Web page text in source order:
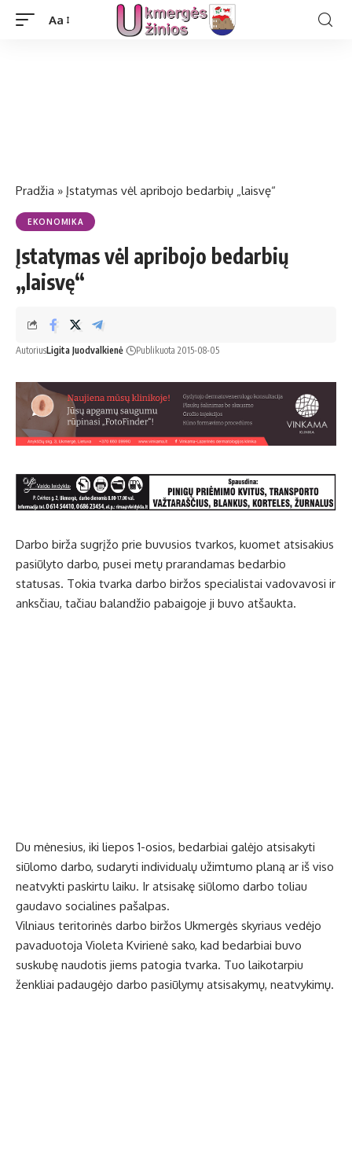
Aa
Pradžia » Įstatymas vėl apribojo bedarbių „laisvę“
EKONOMIKA
Įstatymas vėl apribojo bedarbių
„laisvę“
AutoriusLigita Juodvalkienė Publikuota 2015-08-05
Darbo birža sugrįžo prie buvusios tvarkos, kuomet atsisakius
pasiūlyto darbo, pusei metų prarandamas bedarbio
statusas. Tokia tvarka darbo biržos specialistai vadovavosi ir
anksčiau, tačiau balandžio pabaigoje ji buvo atšaukta.
Du mėnesius, iki liepos 1-osios, bedarbiai galėjo atsisakyti
siūlomo darbo, sudaryti individualų užimtumo planą ar iš viso
neatvykti paskirtu laiku. Ir atsisakę siūlomo darbo toliau
gaudavo socialines pašalpas.
Vilniaus teritorinės darbo biržos Ukmergės skyriaus vedėjo
pavaduotoja Violeta Kvirienė sako, kad bedarbiai buvo
suskubę naudotis jiems patogia tvarka. Tuo laikotarpiu
ženkliai padaugėjo darbo pasiūlymų atsisakymų, neatvykimų.